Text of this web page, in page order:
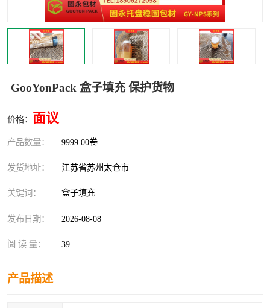
GooYonPack 盒子填充 保护货物
价格： 面议
产品数量： 9999.00卷
发货地址： 江苏省苏州太仓市
关键词： 盒子填充
发布日期： 2026-08-08
阅 读 量： 39
产品描述